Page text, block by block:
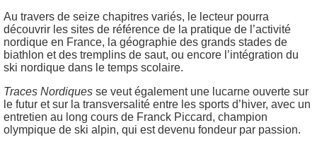
Au travers de seize chapitres variés, le lecteur pourra
découvrir les sites de référence de la pratique de l’activité
nordique en France, la géographie des grands stades de
biathlon et des tremplins de saut, ou encore l’intégration du
ski nordique dans le temps scolaire.
Traces Nordiques se veut également une lucarne ouverte sur
le futur et sur la transversalité entre les sports d’hiver, avec un
entretien au long cours de Franck Piccard, champion
olympique de ski alpin, qui est devenu fondeur par passion.